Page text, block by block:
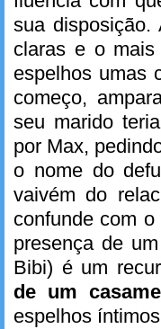
sua
claras e o
espelhos umas
começo,
seu marido
por Max,
o nome do
vaivém do
confunde com
presença de
Bibi) é um
de um
espelhos